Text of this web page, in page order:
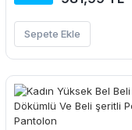
Sepete Ekle